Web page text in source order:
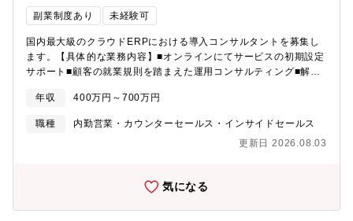
大幅な業務効率化に繋がる点を評価頂き、金融業・製造業など各
業界の大手企業の他、茨城県、つくば市、守谷市などの地元自治
体の他、千代田区、広島県、塩釜市など全国の自治体や、大学な
ど教育機関への導入が進んでおります。
との多い「生産性向上」「DX」「離職防止」といったテーマに対
して、自ら提案し、お客様を変革に導くことができるポジション
です。大規模プロジェクトに携わることで、戦略的思考力やプロ
ジェクト管理力も身に付きます。より影響力のある仕事がした
い、という方にお勧めです。■正解がないからこそ、面白いタレン
にも正解はないと考えています。だからこそ経験の有無に関わら
サービスをよりよくしたい」と考える方がやりがいを持って働け
るポジションです。■立ち上げフェーズの組織2021年10月に新た
良いサービス・サポートの開発に繋げることを目指しています。
副業制度あり 未経験可
国内最大級のクラウドERPにおける導入コンサルタントを募集し
ます。【具体的な業務内容】■オンラインにてサービスの初期設定
サポート■顧客の就業規則を踏まえた運用コンサルティング■解約
善提案■電話やメールを用いた企業からの問い合わせ対応【本ポジ
ションの魅力】■SaaSプロダクトのカスタマーサクセスの一歩目
として、設定周りを中心に運用面などのソリューションにも携わ
れるため、実務経験を活かしつつ、論理的な能力が得られます。■
アップデートに関わることができます。■組織拡大フェーズにつ
年収 400万円～700万円
職種
内勤営業・カウンターセールス・インサイドセールス
更新日 2026.08.03
気になる